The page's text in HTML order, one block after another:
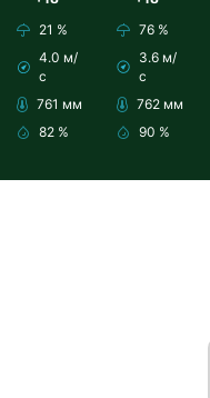
21 %
4.0 м/
с
761 мм
82 %
76 %
3.6 м/
с
762 мм
90 %